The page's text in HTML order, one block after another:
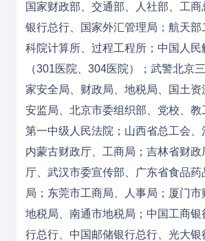
国家财政部、交通部、人社部、工
银行总行、国家外汇管理局；航天部
科院计算所、过程工程所；中国人民
（301医院、304医院）；武警北京
家安全局、财政局、地税局、国土资
安监局、北京市委组织部、党校、教
第一中级人民法院；山西省总工会、
内蒙古财政厅、工商局；吉林省财政
厅、武汉市委宣传部、广东省食品药
局；东莞市工商局、人事局；厦门
地税局、南通市地税局；中国工商银
行总行、中国邮储银行总行、光大银